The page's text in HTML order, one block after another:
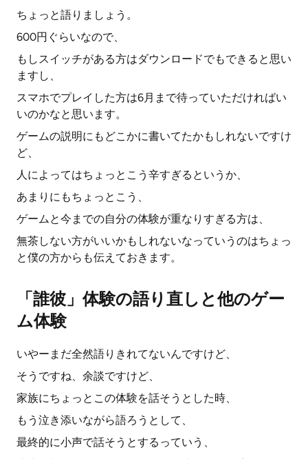
ちょっと語りましょう。
600円ぐらいなので、
もしスイッチがある方はダウンロードでもできると思い
ますし、
スマホでプレイした方は6月まで待っていただければい
いのかなと思います。
ゲームの説明にもどこかに書いてたかもしれないですけ
ど、
人によってはちょっとこう辛すぎるというか、
あまりにもちょっとこう、
ゲームと今までの自分の体験が重なりすぎる方は、
無茶しない方がいいかもしれないなっていうのはちょっ
と僕の方からも伝えておきます。
「誰彼」体験の語り直しと他のゲー
ム体験
いやーまだ全然語りきれてないんですけど、
そうですね、余談ですけど、
家族にちょっとこの体験を話そうとした時、
もう泣き添いながら語ろうとして、
最終的に小声で話そうとするっていう、